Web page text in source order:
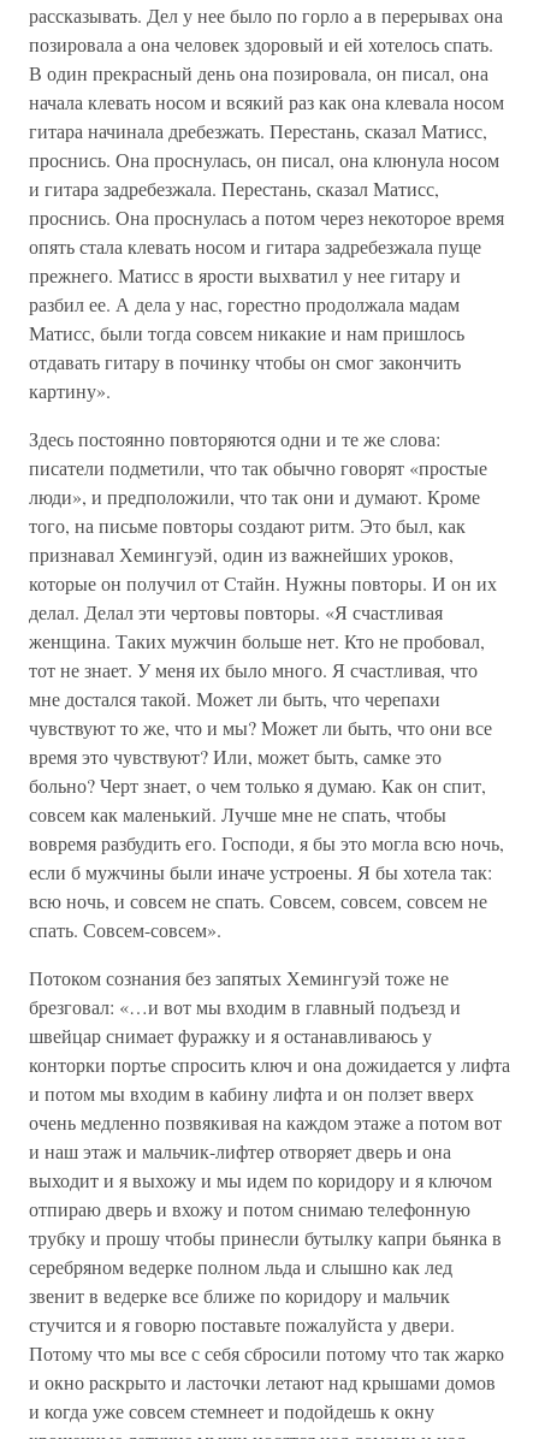
рассказывать. Дел у нее было по горло а в перерывах она
позировала а она человек здоровый и ей хотелось спать.
В один прекрасный день она позировала, он писал, она
начала клевать носом и всякий раз как она клевала носом
гитара начинала дребезжать. Перестань, сказал Матисс,
проснись. Она проснулась, он писал, она клюнула носом
и гитара задребезжала. Перестань, сказал Матисс,
проснись. Она проснулась а потом через некоторое время
опять стала клевать носом и гитара задребезжала пуще
прежнего. Матисс в ярости выхватил у нее гитару и
разбил ее. А дела у нас, горестно продолжала мадам
Матисс, были тогда совсем никакие и нам пришлось
отдавать гитару в починку чтобы он смог закончить
картину».
Здесь постоянно повторяются одни и те же слова:
писатели подметили, что так обычно говорят «простые
люди», и предположили, что так они и думают. Кроме
того, на письме повторы создают ритм. Это был, как
признавал Хемингуэй, один из важнейших уроков,
которые он получил от Стайн. Нужны повторы. И он их
делал. Делал эти чертовы повторы. «Я счастливая
женщина. Таких мужчин больше нет. Кто не пробовал,
тот не знает. У меня их было много. Я счастливая, что
мне достался такой. Может ли быть, что черепахи
чувствуют то же, что и мы? Может ли быть, что они все
время это чувствуют? Или, может быть, самке это
больно? Черт знает, о чем только я думаю. Как он спит,
совсем как маленький. Лучше мне не спать, чтобы
вовремя разбудить его. Господи, я бы это могла всю ночь,
если б мужчины были иначе устроены. Я бы хотела так:
всю ночь, и совсем не спать. Совсем, совсем, совсем не
спать. Совсем-совсем».
Потоком сознания без запятых Хемингуэй тоже не
брезговал: «…и вот мы входим в главный подъезд и
швейцар снимает фуражку и я останавливаюсь у
конторки портье спросить ключ и она дожидается у лифта
и потом мы входим в кабину лифта и он ползет вверх
очень медленно позвякивая на каждом этаже а потом вот
и наш этаж и мальчик-лифтер отворяет дверь и она
выходит и я выхожу и мы идем по коридору и я ключом
отпираю дверь и вхожу и потом снимаю телефонную
трубку и прошу чтобы принесли бутылку капри бьянка в
серебряном ведерке полном льда и слышно как лед
звенит в ведерке все ближе по коридору и мальчик
стучится и я говорю поставьте пожалуйста у двери.
Потому что мы все с себя сбросили потому что так жарко
и окно раскрыто и ласточки летают над крышами домов
и когда уже совсем стемнеет и подойдешь к окну